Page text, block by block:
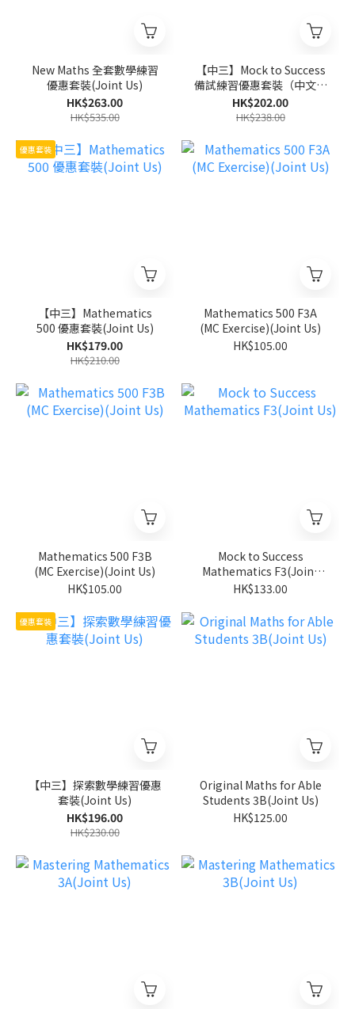
New Maths 全套數學練習
優惠套裝(Joint Us)
HK$263.00
HK$535.00
【中三】Mock to Success
備試練習優惠套裝（中文及
數學）(Joint Us)
HK$202.00
HK$238.00
優惠套裝
【中三】Mathematics
500 優惠套裝(Joint Us)
HK$179.00
HK$210.00
Mathematics 500 F3A
(MC Exercise)(Joint Us)
HK$105.00
Mathematics 500 F3B
(MC Exercise)(Joint Us)
HK$105.00
Mock to Success
Mathematics F3(Joint
Us)
HK$133.00
優惠套裝
【中三】探索數學練習優惠
套裝(Joint Us)
HK$196.00
HK$230.00
Original Maths for Able
Students 3B(Joint Us)
HK$125.00